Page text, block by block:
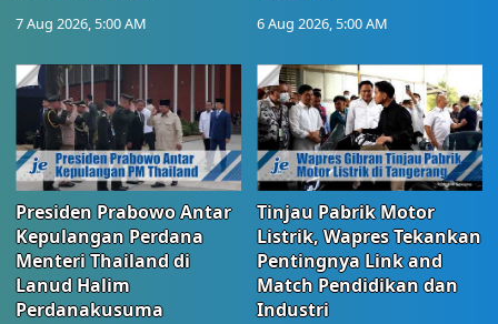
7 Aug 2026, 5:00 AM 6 Aug 2026, 5:00 AM
Presiden Prabowo Antar
Kepulangan Perdana
Menteri Thailand di
Lanud Halim
Perdanakusuma
Tinjau Pabrik Motor
Listrik, Wapres Tekankan
Pentingnya Link and
Match Pendidikan dan
Industri